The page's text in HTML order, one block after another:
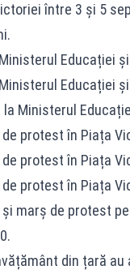
între 3 și 5
Educației
Educației
Ministerul
protest în Piața
protest în Piața
protest în Piața
marș de protest
din țară